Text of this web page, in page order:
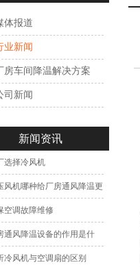
体报道
业新闻
房车间降温解决方案
司新闻
新闻资讯
选择冷风机
风机哪种给厂房通风降温更
空调故障维修
通风降温设备的作用是什
冷风机与空调扇的区别